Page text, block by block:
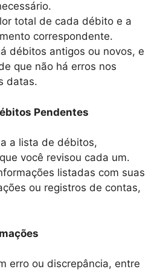
total de cada débito e a
correspondente.
débitos antigos ou novos, e
que não há erros nos
datas.
Pendentes
a lista de débitos,
você revisou cada um.
listadas com suas
ou registros de contas,
erro ou discrepância, entre